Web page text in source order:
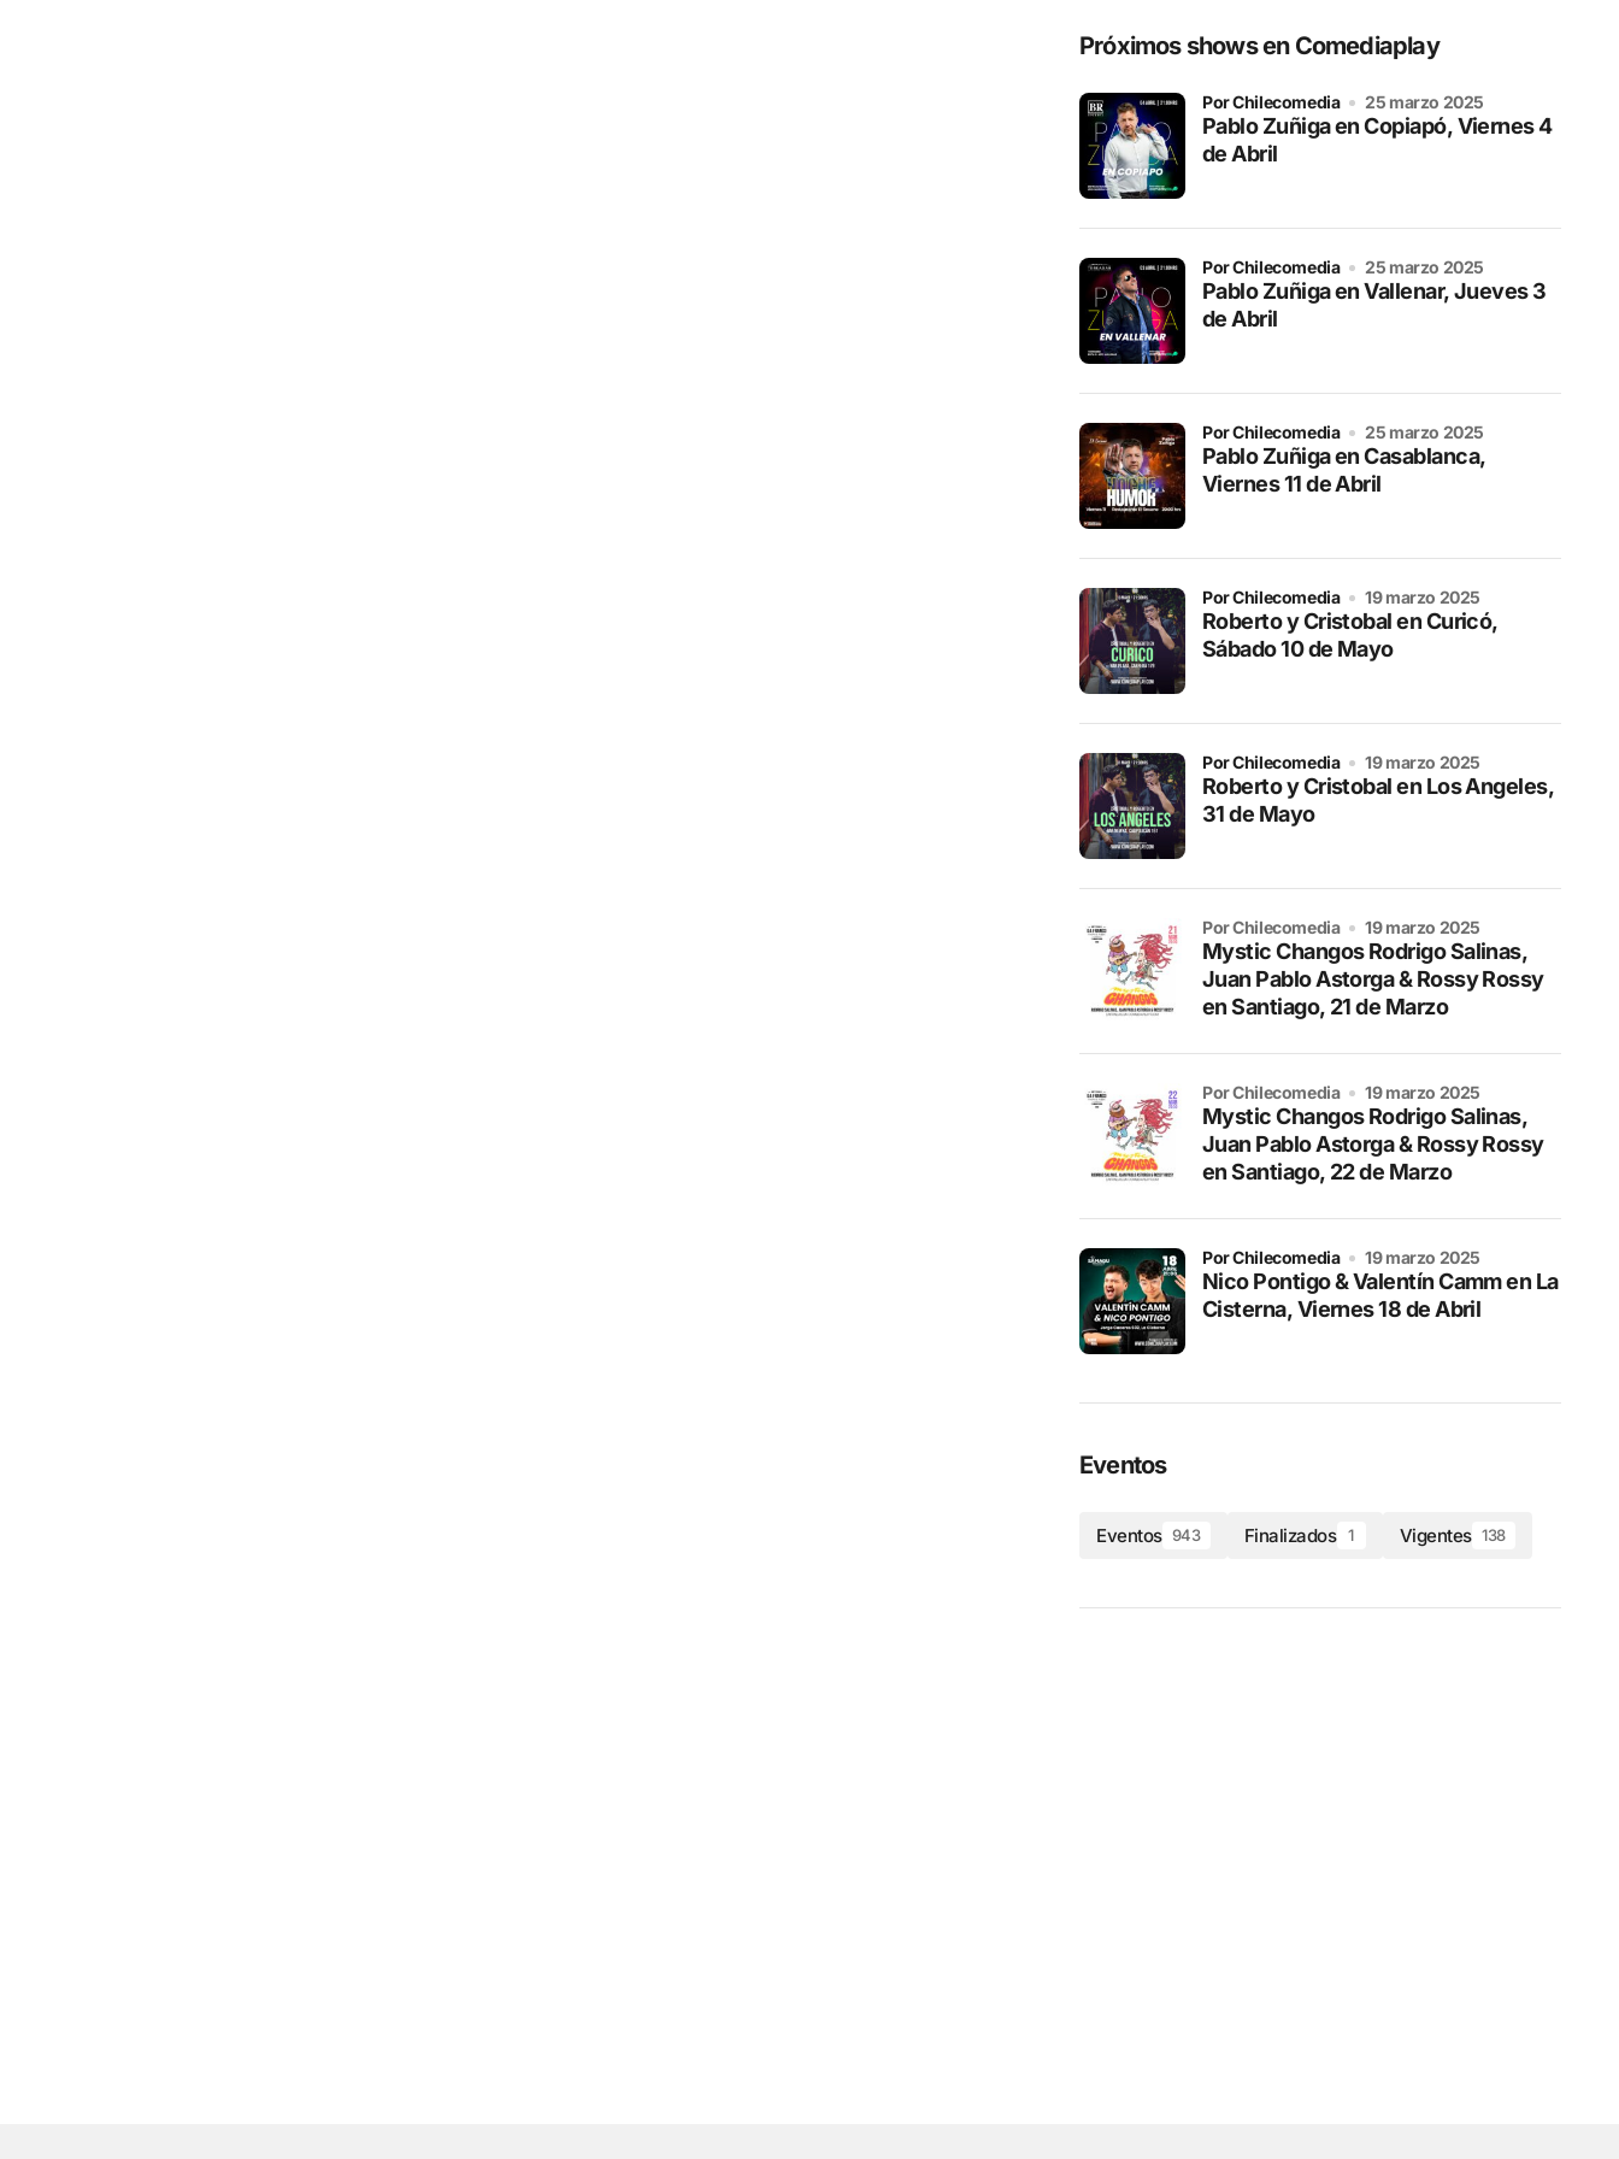
Próximos shows en Comediaplay
Pablo Zuñiga en Copiapó, Viernes 4
de Abril
por Chilecomedia 25 marzo 2025
Pablo Zuñiga en Vallenar, Jueves 3
de Abril
por Chilecomedia 25 marzo 2025
Pablo Zuñiga en Casablanca,
Viernes 11 de Abril
por Chilecomedia 25 marzo 2025
Roberto y Cristobal en Curicó,
Sábado 10 de Mayo
por Chilecomedia 19 marzo 2025
Roberto y Cristobal en Los Angeles,
31 de Mayo
por Chilecomedia 19 marzo 2025
Mystic Changos Rodrigo Salinas,
Juan Pablo Astorga & Rossy Rossy
en Santiago, 21 de Marzo
por Chilecomedia 19 marzo 2025
Mystic Changos Rodrigo Salinas,
Juan Pablo Astorga & Rossy Rossy
en Santiago, 22 de Marzo
por Chilecomedia 19 marzo 2025
Nico Pontigo & Valentín Camm en La
Cisterna, Viernes 18 de Abril
por Chilecomedia 19 marzo 2025
Eventos
Eventos 943 Finalizados 1 Vigentes 138